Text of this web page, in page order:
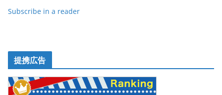
Subscribe in a reader
提携広告